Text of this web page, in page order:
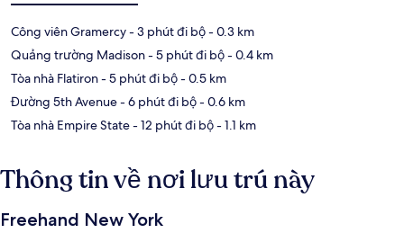
Công viên Gramercy- 3 phút đi bộ- 0.3 km
Quảng trường Madison- 5 phút đi bộ- 0.4 km
Tòa nhà Flatiron- 5 phút đi bộ- 0.5 km
Đường 5th Avenue- 6 phút đi bộ- 0.6 km
Tòa nhà Empire State- 12 phút đi bộ- 1.1 km
Thông tin về nơi lưu trú này
Freehand New York